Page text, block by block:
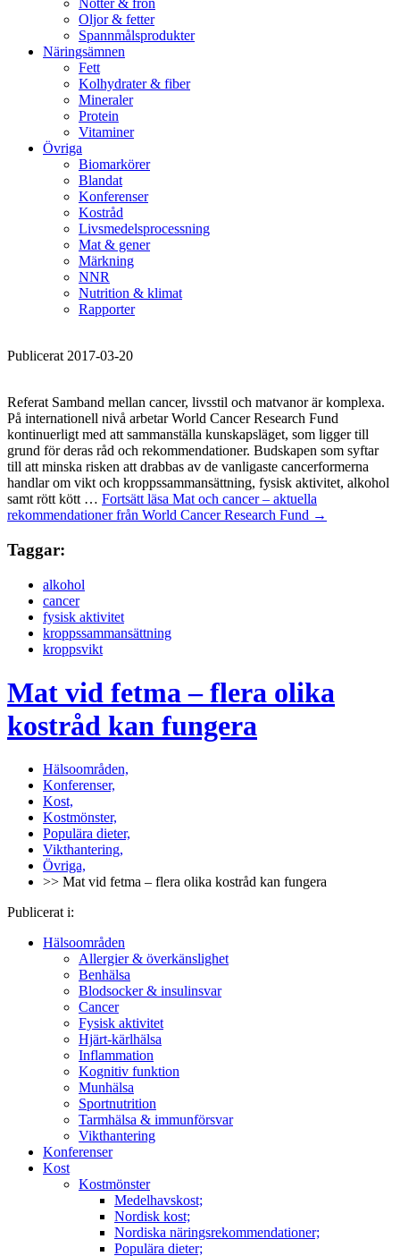
Nötter & frön
Oljor & fetter
Spannmålsprodukter
Näringsämnen
Fett
Kolhydrater & fiber
Mineraler
Protein
Vitaminer
Övriga
Biomarkörer
Blandat
Konferenser
Kostråd
Livsmedelsprocessning
Mat & gener
Märkning
NNR
Nutrition & klimat
Rapporter
Publicerat 2017-03-20
Referat Samband mellan cancer, livsstil och matvanor är komplexa.
På internationell nivå arbetar World Cancer Research Fund
kontinuerligt med att sammanställa kunskapsläget, som ligger till
grund för deras råd och rekommendationer. Budskapen som syftar
till att minska risken att drabbas av de vanligaste cancerformerna
handlar om vikt och kroppssammansättning, fysisk aktivitet, alkohol
samt rött kött … Fortsätt läsa Mat och cancer – aktuella
rekommendationer från World Cancer Research Fund →
Taggar:
alkohol
cancer
fysisk aktivitet
kroppssammansättning
kroppsvikt
Mat vid fetma – flera olika
kostråd kan fungera
Hälsoområden,
Konferenser,
Kost,
Kostmönster,
Populära dieter,
Vikthantering,
Övriga,
>> Mat vid fetma – flera olika kostråd kan fungera
Publicerat i:
Hälsoområden
Allergier & överkänslighet
Benhälsa
Blodsocker & insulinsvar
Cancer
Fysisk aktivitet
Hjärt-kärlhälsa
Inflammation
Kognitiv funktion
Munhälsa
Sportnutrition
Tarmhälsa & immunförsvar
Vikthantering
Konferenser
Kost
Kostmönster
Medelhavskost;
Nordisk kost;
Nordiska näringsrekommendationer;
Populära dieter;